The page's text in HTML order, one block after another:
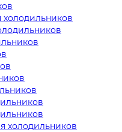
холодильников